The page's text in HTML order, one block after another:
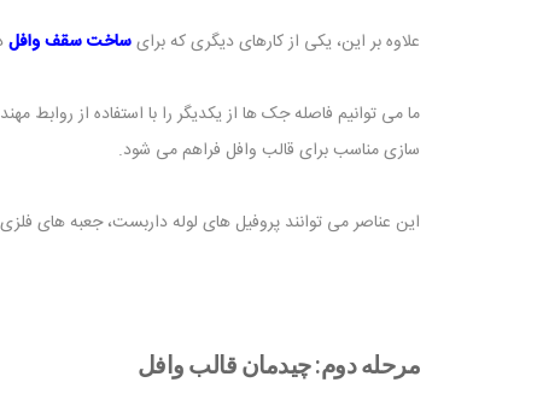
علاوه بر این، یکی از کارهای دیگری که برایساخت سقف وافل
ما می توانیم فاصله جک ها از یکدیگر را با استفاده از روابط
سازی مناسب برای قالب وافل فراهم می شود.
این عناصر می توانند پروفیل های لوله داربست، جعبه های
مرحله دوم: چیدمان قالب وافل